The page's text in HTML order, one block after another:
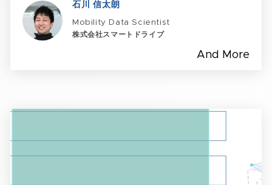
石川 信太朗
Mobility Data Scientist
株式会社スマートドライブ
And More